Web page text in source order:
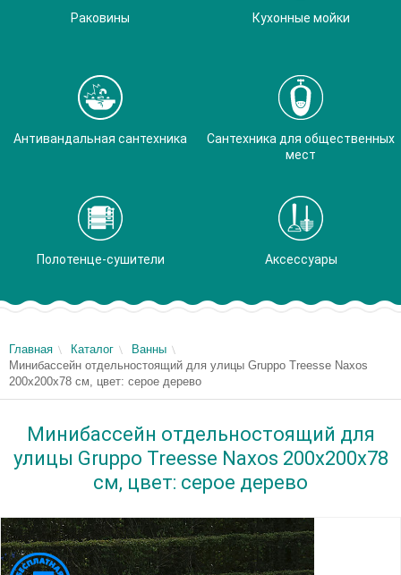
Раковины Кухонные мойки
Антивандальная сантехника
Сантехника для общественных
мест
Полотенце-сушители Аксессуары
Главная Каталог
Ванны
Минибассейн отдельностоящий для улицы Gruppo Treesse Naxos
200x200x78 см, цвет: серое дерево
Минибассейн отдельностоящий для
улицы Gruppo Treesse Naxos 200x200x78
см, цвет: серое дерево